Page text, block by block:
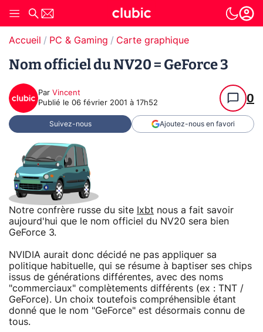
Accueil PC & Gaming Carte graphique
Nom officiel du NV20 = GeForce 3
Par Vincent
Publié le 06 février 2001 à 17h52 0
Suivez-nous Ajoutez-nous en favori
Notre confrère russe du site Ixbt nous a fait savoir
aujourd'hui que le nom officiel du NV20 sera bien
GeForce 3.
NVIDIA aurait donc décidé ne pas appliquer sa
politique habituelle, qui se résume à baptiser ses chips
issus de générations différentes, avec des noms
"commerciaux" complètements différents (ex : TNT /
GeForce). Un choix toutefois compréhensible étant
donné que le nom "GeForce" est désormais connu de
tous.